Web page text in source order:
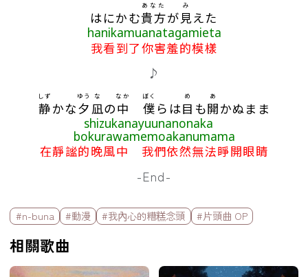
はにかむ貴方
あなた
が見
み
えた
hanikamuanatagamieta
我看到了你害羞的模樣
♪
静
しず
かな夕
ゆう
凪
な
の中
なか
僕
ぼく
らは目
め
も開
あ
かぬまま
shizukanayuunanonaka
bokurawamemoakanumama
在靜謐的晚風中 我們依然無法睜開眼睛
-End-
標籤欄
#n-buna #動漫 #我內心的糟糕念頭 #片頭曲 OP
相關歌曲